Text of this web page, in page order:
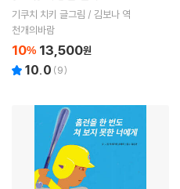
기쿠치 치키 글그림 / 김보나 역
천개의바람
10% 13,500원
10.0 (9)